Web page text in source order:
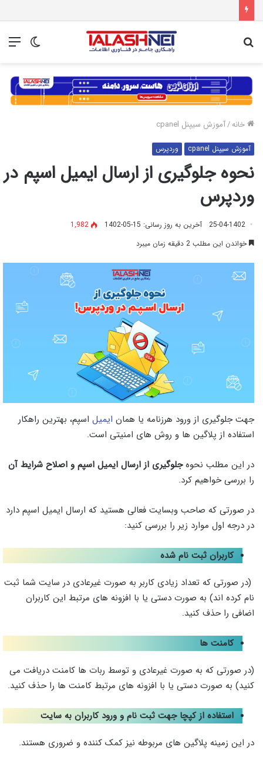
تغییر
خانه/آموزش سیپنل cpanel
آموزش سیپنل cpanel وردپرس
نحوه جلوگیری از ارسال ایمیل اسپم در
وردپرس
25-04-1402 آخرین به روز رسانی: 15-05-1402
1,982
خواندن این مطلب 2 دقیقه زمان میبرد
جهت جلوگیری از ورود هرزنامه یا همان ایمیل اسپم، بهترین راهکار
استفاده از پلاگین ها و روش های امنیتی است.
در این مطلب نحوهجلوگیری از ارسال ایمیل اسپم و اصلاح شرایط آن
را بررسی خواهیم کرد.
در صورتی که صاحب وبسایت فعالی هستید که ارسال ایمیل اسپم دارد
در درجه اول موارد زیر را بررسی کنید:
کاربران ثبت نام شده
(در صورتی که تعداد زیادی کاربر به صورت غیرعادی در سایت شما ثبت
نام کرده اند) به صورت دستی یا با افزونه های مرتبط این کاربران
اضافی را حذف کنید.
کامنت ها
(در صورتی که به صورت غیرعادی و توسط ربات ها کامنت دریافت می
کنید) به صورت دستی یا با افزونه های مرتبط کامنت ها را حذف کنید.
استفاده از کپچا جهت ثبت نام و ورود کاربران به سایت
در این زمینه پلاگین های مربوطه نیز کمک کننده و ضروری هستند.